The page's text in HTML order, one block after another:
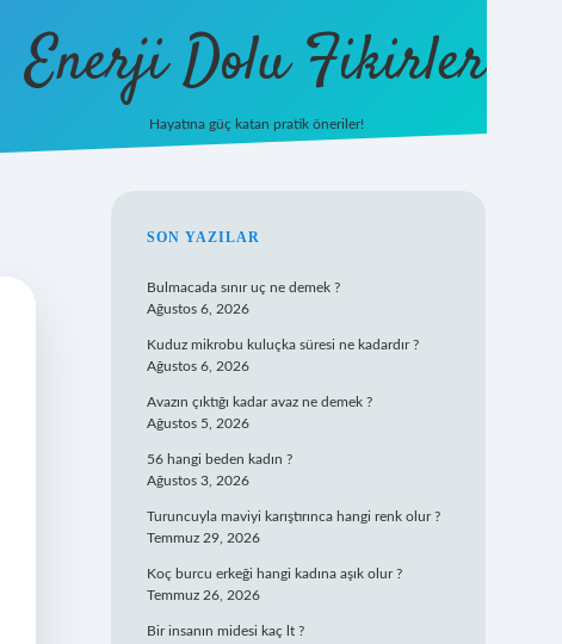
Enerji Dolu Fikirler
Hayatına güç katan pratik öneriler!
SIDEBAR
SON YAZILAR
Bulmacada sınır uç ne demek ?
Ağustos 6, 2026
Kuduz mikrobu kuluçka süresi ne kadardır ?
Ağustos 6, 2026
Avazın çıktığı kadar avaz ne demek ?
Ağustos 5, 2026
56 hangi beden kadın ?
Ağustos 3, 2026
Turuncuyla maviyi karıştırınca hangi renk olur ?
Temmuz 29, 2026
Koç burcu erkeği hangi kadına aşık olur ?
Temmuz 26, 2026
Bir insanın midesi kaç lt ?